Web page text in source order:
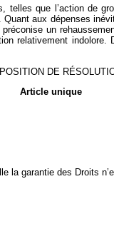
telles que l’action de
aux dépenses
un
relativement
DE
Article unique
garantie des Droits